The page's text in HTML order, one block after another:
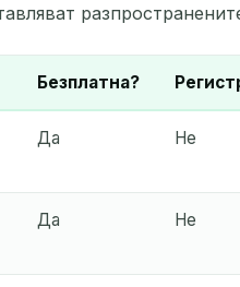
Изтрий
Безплатна?
Да Не
Да Не